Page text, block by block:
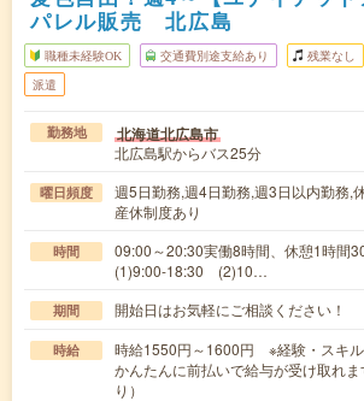
パレル販売 北広島
職種未経験OK 交通費別途支給あり 残業なし
派遣
勤務地 北海道北広島市
北広島駅からバス25分
曜日頻度
週5日勤務,週4日勤務,週3日以内勤務,
産休制度あり
時間
09:00～20:30実働8時間、休憩1時
(1)9:00-18:30 (2)10…
期間 開始日はお気軽にご相談ください！
時給
時給1550円～1600円 ※経験・スキ
かんたんに前払いで給与が受け取れ
り）